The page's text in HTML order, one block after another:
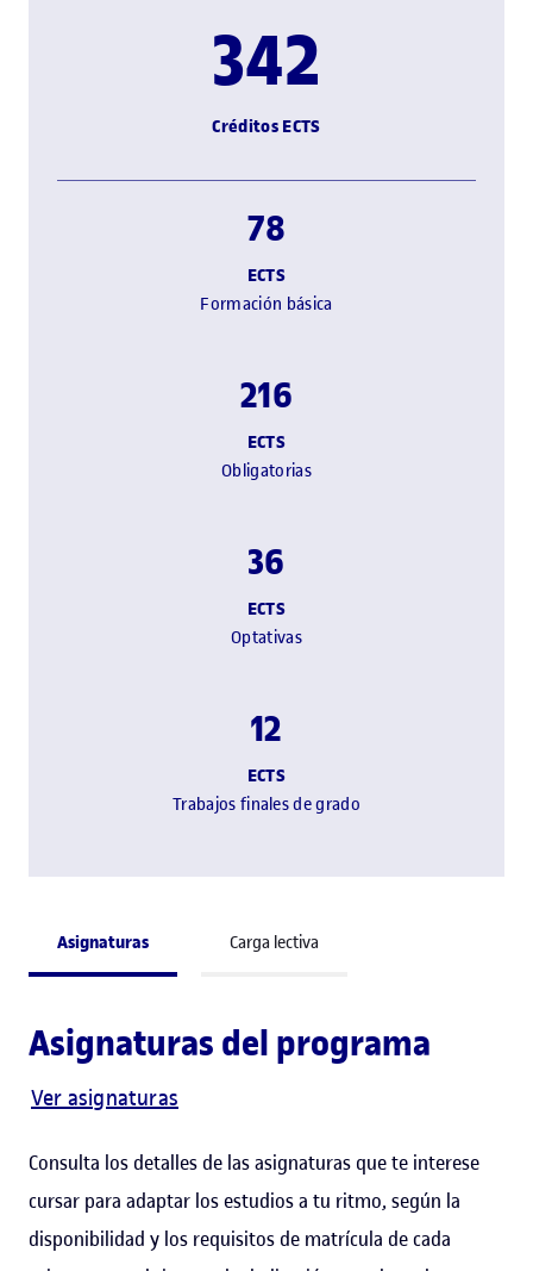
342
Créditos ECTS
78
ECTS
Formación básica
216
ECTS
Obligatorias
36
ECTS
Optativas
12
ECTS
Trabajos finales de grado
Asignaturas Carga lectiva
Asignaturas del programa
Ver asignaturas
Consulta los detalles de las asignaturas que te interese
cursar para adaptar los estudios a tu ritmo, según la
disponibilidad y los requisitos de matrícula de cada